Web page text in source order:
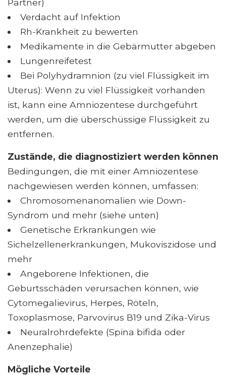
Partner)
Verdacht auf Infektion
Rh-Krankheit zu bewerten
Medikamente in die Gebärmutter abgeben
Lungenreifetest
Bei Polyhydramnion (zu viel Flüssigkeit im
Uterus): Wenn zu viel Flüssigkeit vorhanden
ist, kann eine Amniozentese durchgeführt
werden, um die überschüssige Flüssigkeit zu
entfernen.
Zustände, die diagnostiziert werden können
Bedingungen, die mit einer Amniozentese
nachgewiesen werden können, umfassen:
Chromosomenanomalien wie Down-
Syndrom und mehr (siehe unten)
Genetische Erkrankungen wie
Sichelzellenerkrankungen, Mukoviszidose und
mehr
Angeborene Infektionen, die
Geburtsschäden verursachen können, wie
Cytomegalievirus, Herpes, Röteln,
Toxoplasmose, Parvovirus B19 und Zika-Virus
Neuralrohrdefekte (Spina bifida oder
Anenzephalie)
Mögliche Vorteile